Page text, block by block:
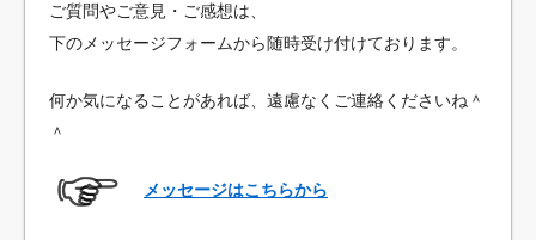
ご質問やご意見・ご感想は、
下のメッセージフォームから随時受け付けております。
何か気になることがあれば、遠慮なくご連絡くださいね＾
＾
メッセージはこちらから